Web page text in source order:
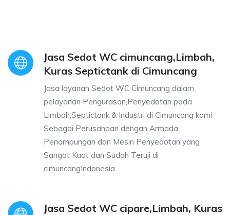
Jasa Sedot WC cimuncang,Limbah,
Kuras Septictank di Cimuncang
Jasa layanan Sedot WC Cimuncang dalam
pelayanan Pengurasan,Penyedotan pada
Limbah,Septictank & Industri di Cimuncang kami
Sebagai Perusahaan dengan Armada
Penampungan dan Mesin Penyedotan yang
Sangat Kuat dan Sudah Teruji di
cimuncangIndonesia.
Jasa Sedot WC cipare,Limbah, Kuras